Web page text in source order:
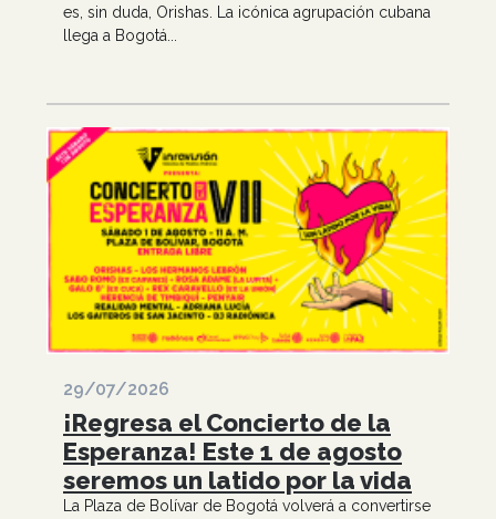
es, sin duda, Orishas. La icónica agrupación cubana
llega a Bogotá...
29/07/2026
¡Regresa el Concierto de la
Esperanza! Este 1 de agosto
seremos un latido por la vida
La Plaza de Bolívar de Bogotá volverá a convertirse